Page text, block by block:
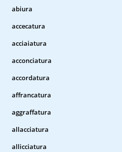
abiura
accecatura
acciaiatura
acconciatura
accordatura
affrancatura
aggraffatura
allacciatura
allicciatura